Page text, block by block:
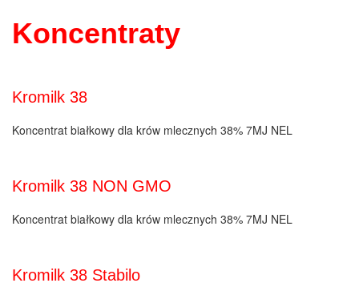
Koncentraty
Kromilk 38
Koncentrat białkowy dla krów mlecznych 38% 7MJ NEL
Kromilk 38 NON GMO
Koncentrat białkowy dla krów mlecznych 38% 7MJ NEL
Kromilk 38 Stabilo